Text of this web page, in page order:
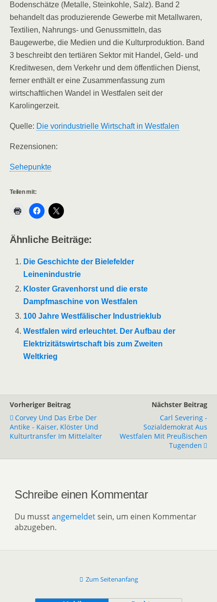
Bodenschätze (Metalle, Steinkohle, Salz). Band 2
behandelt das produzierende Gewerbe mit Metallwaren,
Textilien, Nahrungs- und Genussmitteln, das
Baugewerbe, die Medien und die Kulturproduktion. Band
3 beschreibt den tertiären Sektor mit Handel, Geld- und
Kreditwesen, dem Verkehr und dem öffentlichen Dienst,
ferner enthält er eine Zusammenfassung zum
wirtschaftlichen Wandel in Westfalen seit der
Karolingerzeit.
Quelle: Die vorindustrielle Wirtschaft in Westfalen
Rezensionen:
Sehepunkte
Teilen mit:
Ähnliche Beiträge:
Die Geschichte der Bielefelder
Leinenindustrie
Kloster Gravenhorst und die erste
Dampfmaschine von Westfalen
100 Jahre Westfälischer Industrieklub
Westfalen wird erleuchtet. Der Aufbau der
Elektrizitätswirtschaft bis zum Zweiten
Weltkrieg
Vorheriger Beitrag
Corvey Und Das Erbe Der
Antike - Kaiser, Klöster Und
Kulturtransfer Im Mittelalter
Nächster Beitrag
Carl Severing -
Sozialdemokrat Aus
Westfalen Mit Preußischen
Tugenden
Schreibe einen Kommentar
Du musstangemeldet sein, um einen Kommentar
abzugeben.
Zum Seitenanfang